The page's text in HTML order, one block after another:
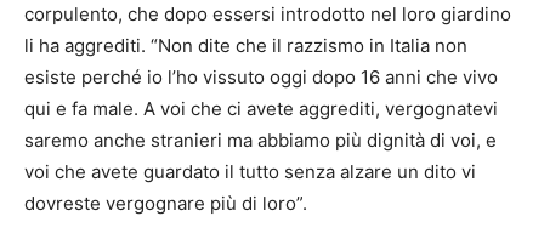
corpulento, che dopo essersi introdotto nel loro giardino
li ha aggrediti. “Non dite che il razzismo in Italia non
esiste perché io l’ho vissuto oggi dopo 16 anni che vivo
qui e fa male. A voi che ci avete aggrediti, vergognatevi
saremo anche stranieri ma abbiamo più dignità di voi, e
voi che avete guardato il tutto senza alzare un dito vi
dovreste vergognare più di loro”.